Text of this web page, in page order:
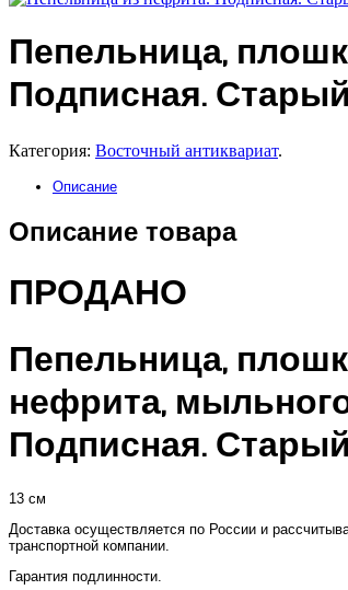
Пепельница,
Подписная.
Категория: Восточный антиквариат.
Описание
Описание товара
ПРОДАНО
Пепельница,
нефрита,
Подписная.
13 см
Доставка осуществляется по России и
транспортной компании.
Гарантия подлинности.